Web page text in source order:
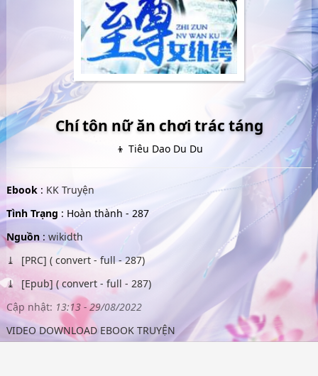
Chí tôn nữ ăn chơi trác táng
👦 Tiêu Dao Du Du
Ebook : KK Truyện
Tình Trạng : Hoàn thành - 287
Nguồn: wikidth
[PRC] ( convert - full - 287)
[Epub] ( convert - full - 287)
Cập nhật: 13:13 - 29/08/2022
VIDEO DOWNLOAD EBOOK TRUYỆN